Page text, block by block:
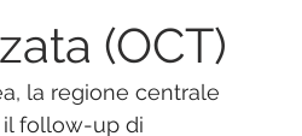
(OCT)
la regione centrale
follow-up di